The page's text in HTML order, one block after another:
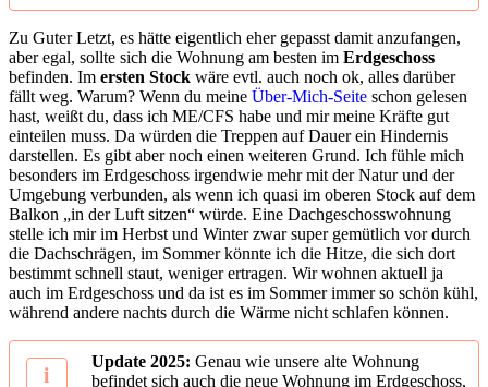
Zu Guter Letzt, es hätte eigentlich eher gepasst damit anzufangen,
aber egal, sollte sich die Wohnung am besten im Erdgeschoss
befinden. Im ersten Stock wäre evtl. auch noch ok, alles darüber
fällt weg. Warum? Wenn du meine Über-Mich-Seite schon gelesen
hast, weißt du, dass ich ME/CFS habe und mir meine Kräfte gut
einteilen muss. Da würden die Treppen auf Dauer ein Hindernis
darstellen. Es gibt aber noch einen weiteren Grund. Ich fühle mich
besonders im Erdgeschoss irgendwie mehr mit der Natur und der
Umgebung verbunden, als wenn ich quasi im oberen Stock auf dem
Balkon „in der Luft sitzen“ würde. Eine Dachgeschosswohnung
stelle ich mir im Herbst und Winter zwar super gemütlich vor durch
die Dachschrägen, im Sommer könnte ich die Hitze, die sich dort
bestimmt schnell staut, weniger ertragen. Wir wohnen aktuell ja
auch im Erdgeschoss und da ist es im Sommer immer so schön kühl,
während andere nachts durch die Wärme nicht schlafen können.
Update 2025: Genau wie unsere alte Wohnung
befindet sich auch die neue Wohnung im Erdgeschoss,